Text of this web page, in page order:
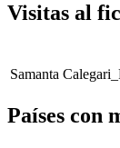
Visitas al
Samanta
Países con